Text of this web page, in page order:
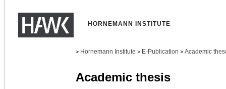
HORNEMANN INSTITUTE
> Hornemann Institute > E-Publication > Academic
Academic thesis